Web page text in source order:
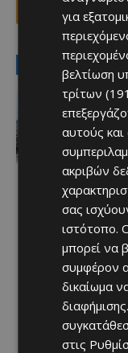
Facebook
LATEST NEWS
για
βελτίωση
τρίτων
αυτούς
ακριβών
σας
ιστότοπο.
μπορεί να
συμφέρον
δικαίωμα
διαφήμισης
στις